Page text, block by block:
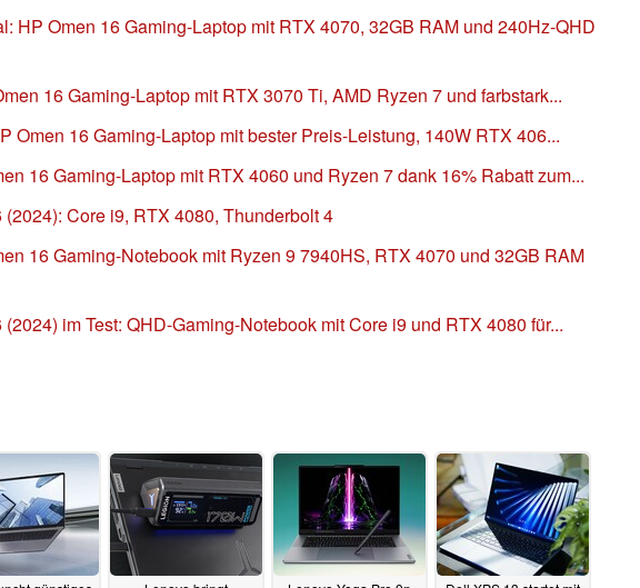
HP Omen 16 Gaming-Laptop mit RTX 4070, 32GB RAM und 240Hz-QHD
16 Gaming-Laptop mit RTX 3070 Ti, AMD Ryzen 7 und farbstark...
Omen 16 Gaming-Laptop mit bester Preis-Leistung, 140W RTX 406...
16 Gaming-Laptop mit RTX 4060 und Ryzen 7 dank 16% Rabatt zum...
(2024): Core i9, RTX 4080, Thunderbolt 4
16 Gaming-Notebook mit Ryzen 9 7940HS, RTX 4070 und 32GB RAM
(2024) im Test: QHD-Gaming-Notebook mit Core i9 und RTX 4080 für...